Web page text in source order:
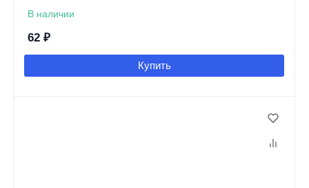
В наличии
62 ₽
Купить